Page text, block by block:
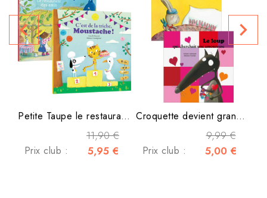
Petite Taupe le restaurant...
11,90 €
Prix club : 5,95 €
Croquette devient grand...
9,99 €
Prix club : 5,00 €
navigate_before navigate_next